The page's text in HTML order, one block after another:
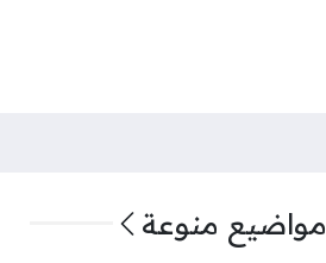
مواضيع منوعة